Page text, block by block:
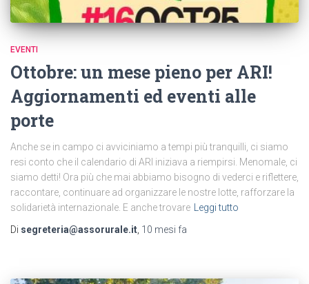
EVENTI
Ottobre: un mese pieno per ARI!
Aggiornamenti ed eventi alle
porte
Anche se in campo ci avviciniamo a tempi più tranquilli, ci siamo
resi conto che il calendario di ARI iniziava a riempirsi. Menomale, ci
siamo detti! Ora più che mai abbiamo bisogno di vederci e riflettere,
raccontare, continuare ad organizzare le nostre lotte, rafforzare la
solidarietà internazionale. E anche trovare
Leggi tutto
Di segreteria@assorurale.it 10 mesi fa